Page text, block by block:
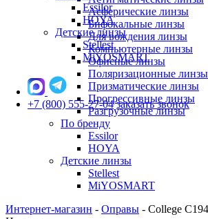
Асферические линзы
Бифокальные линзы
Для вождения линзы
Компьютерные линзы
Офисные линзы
Поляризационные линзы
Призматические линзы
Прогрессивные линзы
Разгрузочные линзы
По бренду
Essilor
HOYA
Детские линзы
Stellest
MiYOSMART
Essilor
HOYA
Детские линзы
Stellest
MiYOSMART
+7 (800) 555-27-04 заказать звонок
Интернет-магазин - Оправы - College